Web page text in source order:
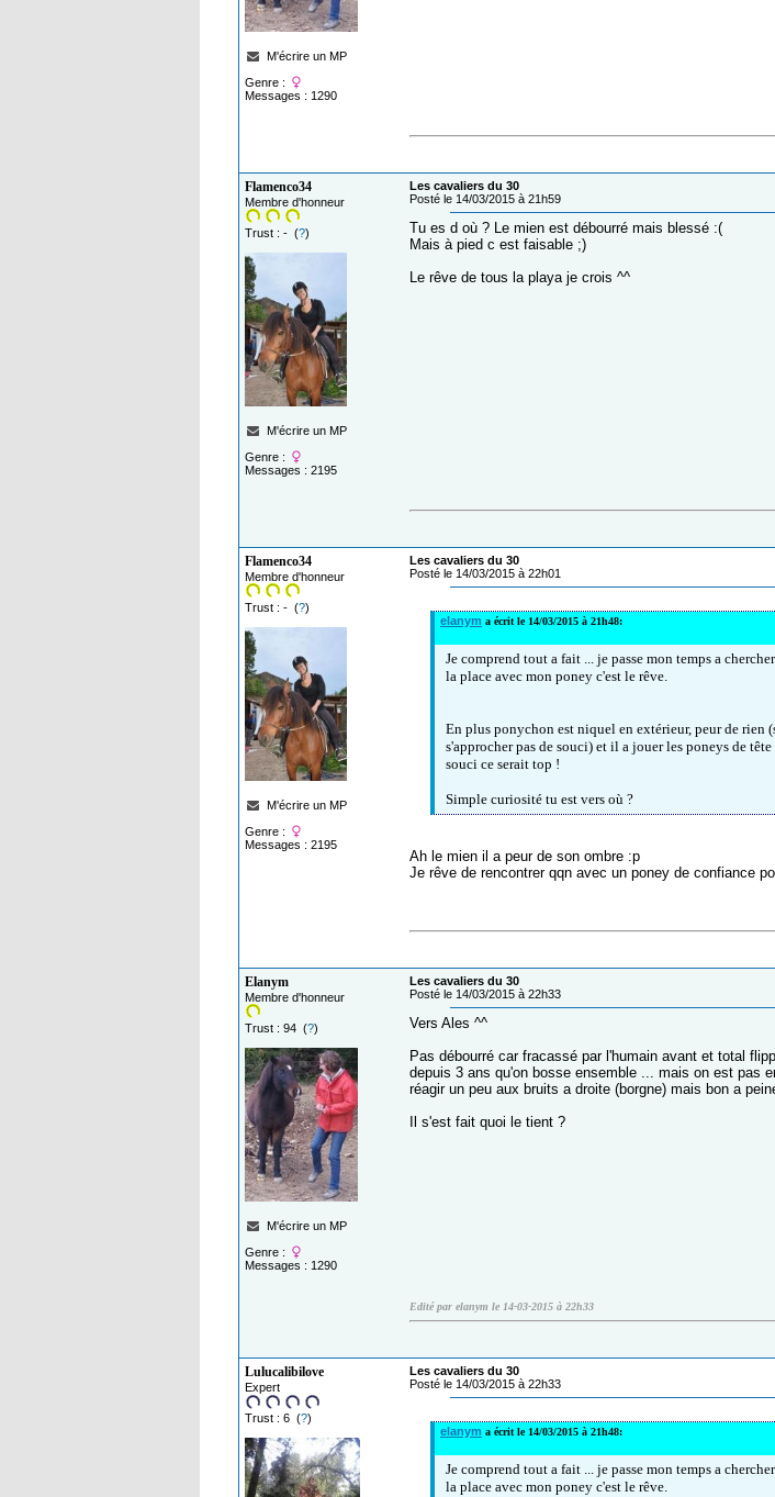
M'écrire un MP
Genre :
Messages : 1290
Flamenco34
Membre d'honneur
Trust : - (?)
M'écrire un MP
Genre :
Messages : 2195
Les cavaliers du 30
Posté le 14/03/2015 à 21h59
Tu es d où ? Le mien est débourré mais blessé :(
Mais à pied c est faisable ;)
Le rêve de tous la playa je crois ^^
Flamenco34
Membre d'honneur
Trust : - (?)
M'écrire un MP
Genre :
Messages : 2195
Les cavaliers du 30
Posté le 14/03/2015 à 22h01
elanym a écrit le 14/03/2015 à 21h48:
Je comprend tout a fait ... je passe mon temps a
la place avec mon poney c'est le rêve.
En plus ponychon est niquel en extérieur, peur de rien
s'approcher pas de souci) et il a jouer les poneys de
souci ce serait top !
Simple curiosité tu est vers où ?
Ah le mien il a peur de son ombre :p
Je rêve de rencontrer qqn avec un poney de confiance
Elanym
Membre d'honneur
Trust : 94 (?)
M'écrire un MP
Genre :
Messages : 1290
Les cavaliers du 30
Posté le 14/03/2015 à 22h33
Vers Ales ^^
Pas débourré car fracassé par l'humain avant et total
depuis 3 ans qu'on bosse ensemble ... mais on est pas
réagir un peu aux bruits a droite (borgne) mais bon a
Il s'est fait quoi le tient ?
Edité par elanym le 14-03-2015 à 22h33
Lulucalibilove
Expert
Trust : 6 (?)
Les cavaliers du 30
Posté le 14/03/2015 à 22h33
elanym a écrit le 14/03/2015 à 21h48:
Je comprend tout a fait ... je passe mon temps a
la place avec mon poney c'est le rêve.